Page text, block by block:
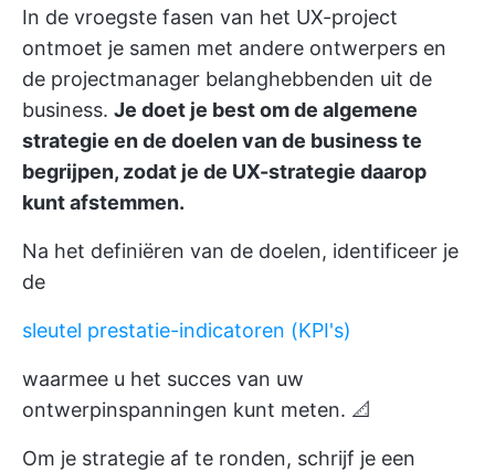
In de vroegste fasen van het UX-project
ontmoet je samen met andere ontwerpers en
de projectmanager belanghebbenden uit de
business. Je doet je best om de algemene
strategie en de doelen van de business te
begrijpen, zodat je de UX-strategie daarop
kunt afstemmen.
Na het definiëren van de doelen, identificeer je
de
sleutel prestatie-indicatoren (KPI's)
waarmee u het succes van uw
ontwerpinspanningen kunt meten. 📐
Om je strategie af te ronden, schrijf je een